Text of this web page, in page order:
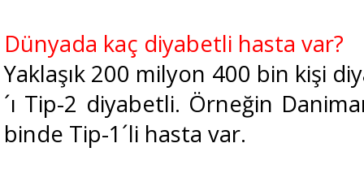
Dünyada kaç diyabetli hasta var?
Yaklaşık 200 milyon 400 bin kişi
´ı Tip-2 diyabetli. Örneğin
binde Tip-1´li hasta var.